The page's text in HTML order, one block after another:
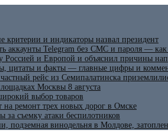
и индикаторы назвал президент
аккаунты Telegram без СМС и пароля — как
Россией и Европой и объяснил причины
цитаты и факты — главные цифры и
рейс из Семипалатинска
Москвы 8 августа
выбор товаров
на ремонт трех новых дорог в Омске
съемку атаки беспилотников
подземная винодельня в Молдове,